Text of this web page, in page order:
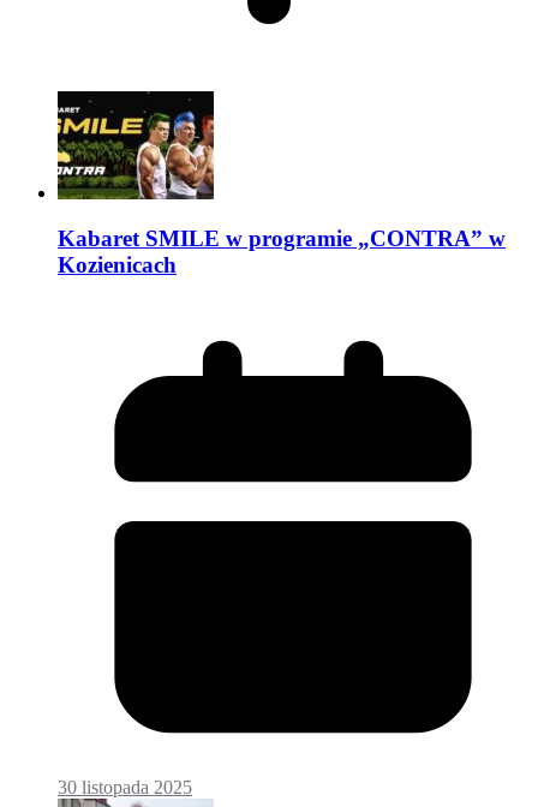
Kabaret SMILE w programie „CONTRA” w
Kozienicach
30 listopada 2025